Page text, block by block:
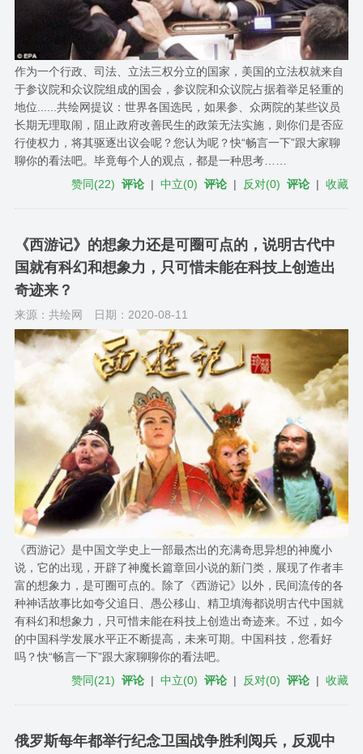
作为一个行政、司法、立法三权分立的国家，美国的立法权就来自
于参议院和众议院组成的国会，参议院和众议院占据着举足轻重的
地位......共绘网提议：世界各国选民，如果参、众两院的某些议员
长期无理取闹，阻止政府改善民生的政策无法实施，则你们是否应
行使权力，将其驱逐出议会呢？您认为呢？快“畅言一下”跟大家聊
聊你的看法吧。毕竟每个人的观点，都是一种思考……
赞同(22) 评论 |中立(0) 评论 | 反对(0) 评论 |收藏
《西游记》的想象力还是可圈可点的，说明古代中
国就有科幻和想象力，只可惜未能在科技上创造出
奇迹来？
来源：共绘网 日期：2020-08-11
《西游记》是中国文学史上一部最杰出的充满奇思异想的神魔小
说，它的出现，开辟了神魔长篇章回小说的新门类，展现了作者丰
富的想象力，是可圈可点的。除了《西游记》以外，民间流传的各
种神话故事比如夸父追日、愚公移山、精卫填海都说明古代中国就
有科幻和想象力，只可惜未能在科技上创造出奇迹来。不过，如今
的中国科学发展水平正不断提高，未来可期。中国科技，您看好
吗？快“畅言一下”跟大家聊聊你的看法吧。
赞同(21) 评论 |中立(0) 评论 | 反对(0) 评论 |收藏
俄罗斯每年都举行纪念卫国战争胜利阅兵，反观中